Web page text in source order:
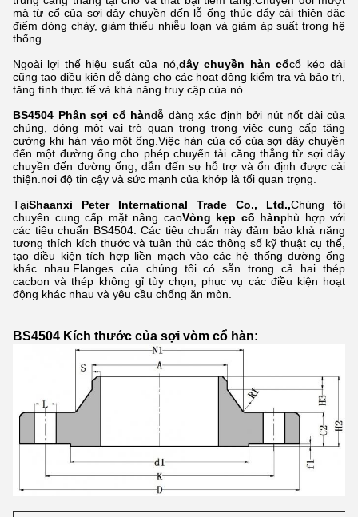
mà từ cổ của sợi dây chuyền đến lỗ ống thúc đẩy cải thiện đặc
điểm dòng chảy, giảm thiểu nhiễu loạn và giảm áp suất trong hệ
thống.
Ngoài lợi thế hiệu suất của nó, dây chuyền hàn cổcổ kéo dài
cũng tạo điều kiện dễ dàng cho các hoạt động kiểm tra và bảo trì,
tăng tính thực tế và khả năng truy cập của nó.
BS4504 Phân sợi cổ hàndễ dàng xác định bởi nút nốt dài của
chúng, đóng một vai trò quan trọng trong việc cung cấp tăng
cường khi hàn vào một ống.Việc hàn của cổ của sợi dây chuyền
đến một đường ống cho phép chuyển tải căng thẳng từ sợi dây
chuyền đến đường ống, dẫn đến sự hỗ trợ và ổn định được cải
thiện.nơi độ tin cậy và sức mạnh của khớp là tối quan trọng.
TạiShaanxi Peter International Trade Co., Ltd.,Chúng tôi
chuyên cung cấp mặt nâng caoVòng kẹp cổ hànphù hợp với
các tiêu chuẩn BS4504. Các tiêu chuẩn này đảm bảo khả năng
tương thích kích thước và tuân thủ các thông số kỹ thuật cụ thể,
tạo điều kiện tích hợp liền mạch vào các hệ thống đường ống
khác nhau.Flanges của chúng tôi có sẵn trong cả hai thép
cacbon và thép không gỉ tùy chọn, phục vụ các điều kiện hoạt
động khác nhau và yêu cầu chống ăn mòn.
BS4504 Kích thước của sợi vòm cổ hàn: